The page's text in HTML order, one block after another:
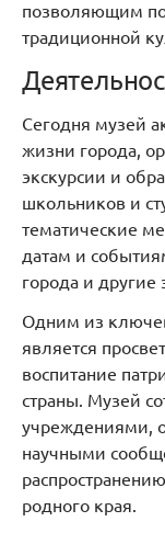
позволяющим
традиционной
Сегодня музей
жизни города,
экскурсии и
школьников и
тематические
датам и
города и
Одним из
является
воспитание
страны. Музей
учреждениями,
научными
родного края.